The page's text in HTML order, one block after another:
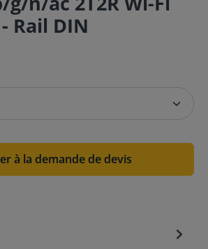
Rail DIN
à la demande de devis